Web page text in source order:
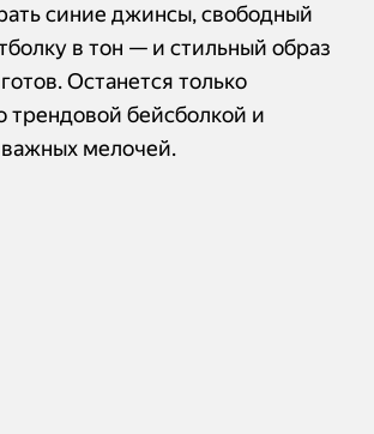
синие джинсы, свободный
в тон — и стильный образ
Останется только
трендовой бейсболкой и
мелочей.